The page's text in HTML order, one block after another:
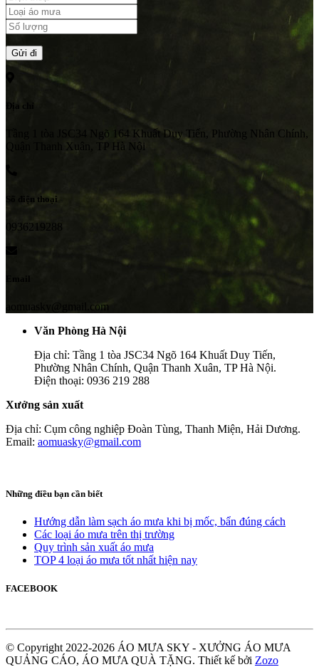
Địa chỉ
Tầng 1 tòa JSC34 Ngõ 164 Khuất Duy Tiến, Phường Nhân Chính,
Quận Thanh Xuân, TP Hà Nội
Số điện thoại
0936219288
Email
aomuasky@gmail.com
Văn Phòng Hà Nội
Địa chỉ: Tầng 1 tòa JSC34 Ngõ 164 Khuất Duy Tiến,
Phường Nhân Chính, Quận Thanh Xuân, TP Hà Nội.
Điện thoại: 0936 219 288
Xưởng sản xuất
Địa chỉ: Cụm công nghiệp Đoàn Tùng, Thanh Miện, Hải Dương.
Email: aomuasky@gmail.com
Những điều bạn cần biết
Hướng dẫn làm sạch áo mưa khi bị mốc, bẩn đúng cách
Các loại áo mưa trên thị trường
Quy trình sản xuất áo mưa
TOP 4 loại áo mưa tốt nhất hiện nay
FACEBOOK
© Copyright 2022-2026 ÁO MƯA SKY - XƯỞNG ÁO MƯA
QUẢNG CÁO, ÁO MƯA QUÀ TẶNG. Thiết kế bởi Zozo